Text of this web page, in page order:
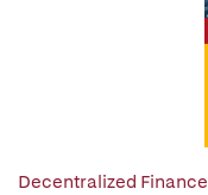
Decentralized Finance